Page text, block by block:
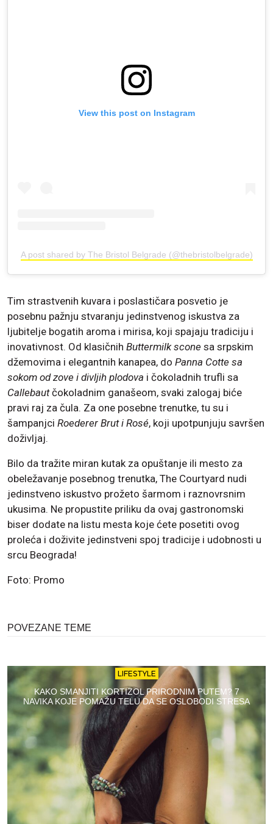
View this post on Instagram
A post shared by The Bristol Belgrade (@thebristolbelgrade)
Tim strastvenih kuvara i poslastičara posvetio je
posebnu pažnju stvaranju jedinstvenog iskustva za
ljubitelje bogatih aroma i mirisa, koji spajaju tradiciju i
inovativnost. Od klasičnih Buttermilk scone sa srpskim
džemovima i elegantnih kanapea, do Panna Cotte sa
sokom od zove i divljih plodova i čokoladnih trufli sa
Callebautčokoladnim ganašeom, svaki zalogaj biće
pravi raj za čula. Za one posebne trenutke, tu su i
šampanjci Roederer Brut i Rosé, koji upotpunjuju savršen
doživljaj.
Bilo da tražite miran kutak za opuštanje ili mesto za
obeležavanje posebnog trenutka, The Courtyard nudi
jedinstveno iskustvo prožeto šarmom i raznovrsnim
ukusima. Ne propustite priliku da ovaj gastronomski
biser dodate na listu mesta koje ćete posetiti ovog
proleća i doživite jedinstveni spoj tradicije i udobnosti u
srcu Beograda!
Foto: Promo
POVEZANE TEME
LIFESTYLE
KAKO SMANJITI KORTIZOL PRIRODNIM PUTEM? 7
NAVIKA KOJE POMAŽU TELU DA SE OSLOBODI STRESA